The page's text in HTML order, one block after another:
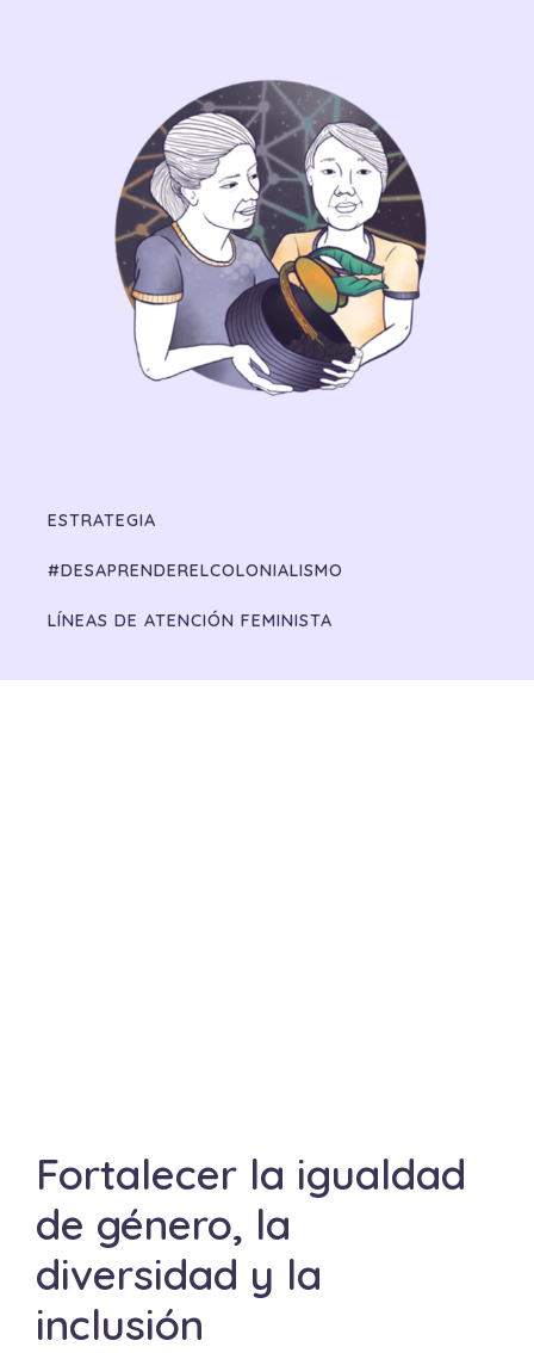
ESTRATEGIA
#DESAPRENDERELCOLONIALISMO
LÍNEAS DE ATENCIÓN FEMINISTA
Fortalecer la igualdad
de género, la
diversidad y la
inclusión